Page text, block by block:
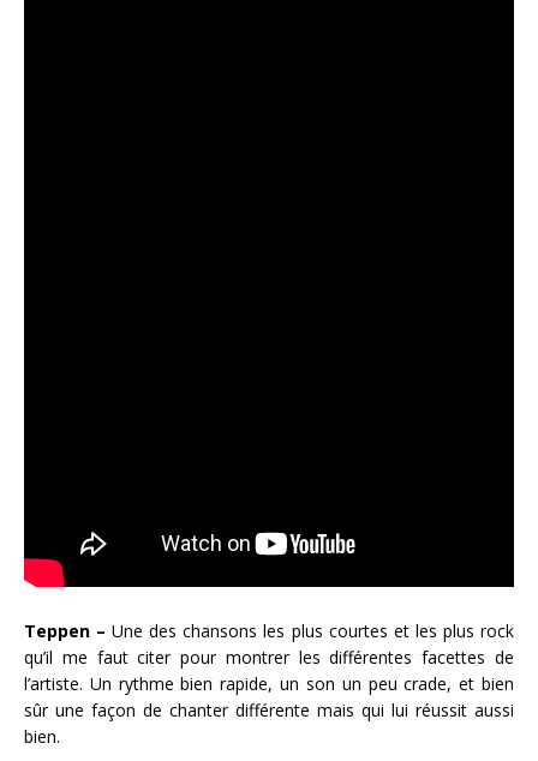
Teppen – Une des chansons les plus courtes et les plus rock
qu’il me faut citer pour montrer les différentes facettes de
l’artiste. Un rythme bien rapide, un son un peu crade, et bien
sûr une façon de chanter différente mais qui lui réussit aussi
bien.